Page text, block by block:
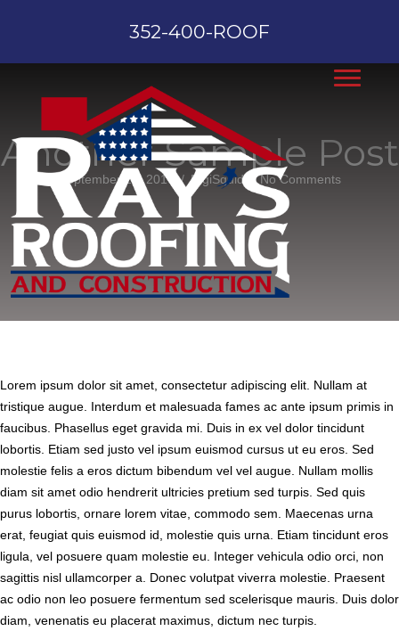
352-400-ROOF
Another Sample Post
September 25, 2016 / DigiSquid /No Comments
Lorem ipsum dolor sit amet, consectetur adipiscing elit. Nullam at
tristique augue. Interdum et malesuada fames ac ante ipsum primis in
faucibus. Phasellus eget gravida mi. Duis in ex vel dolor tincidunt
lobortis. Etiam sed justo vel ipsum euismod cursus ut eu eros. Sed
molestie felis a eros dictum bibendum vel vel augue. Nullam mollis
diam sit amet odio hendrerit ultricies pretium sed turpis. Sed quis
purus lobortis, ornare lorem vitae, commodo sem. Maecenas urna
erat, feugiat quis euismod id, molestie quis urna. Etiam tincidunt eros
ligula, vel posuere quam molestie eu. Integer vehicula odio orci, non
sagittis nisl ullamcorper a. Donec volutpat viverra molestie. Praesent
ac odio non leo posuere fermentum sed scelerisque mauris. Duis dolor
diam, venenatis eu placerat maximus, dictum nec turpis.